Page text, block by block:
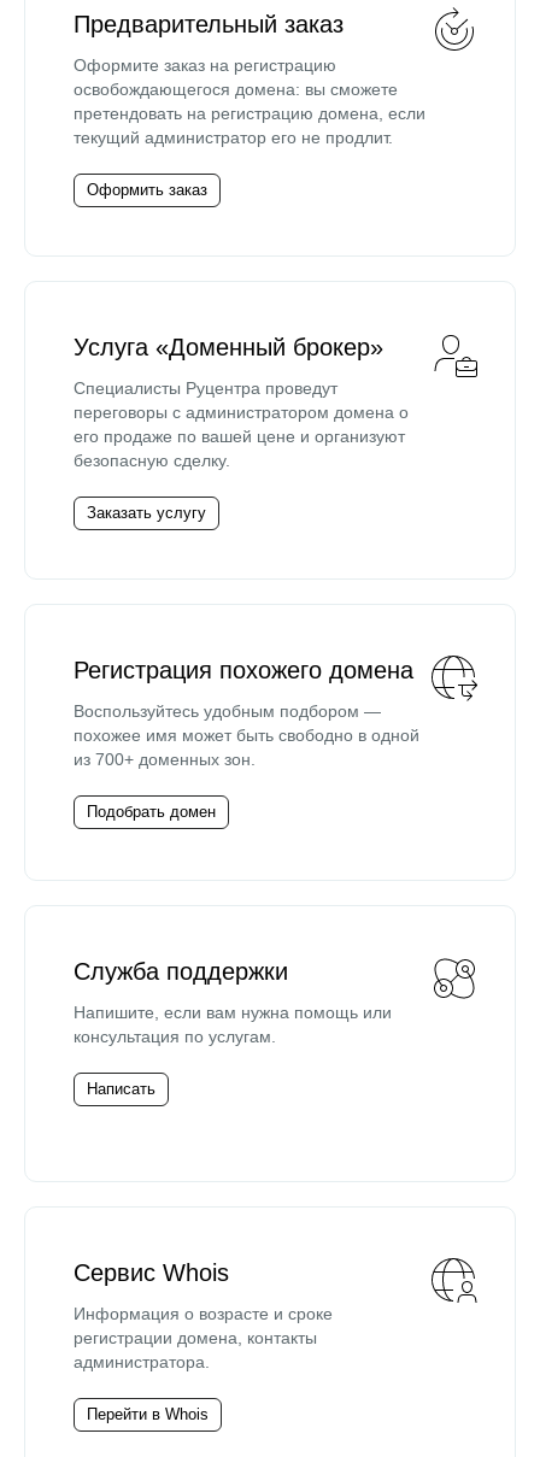
Предварительный заказ
Оформите заказ на регистрацию
освобождающегося домена: вы сможете
претендовать на регистрацию домена, если
текущий администратор его не продлит.
Оформить заказ
Услуга «Доменный брокер»
Специалисты Руцентра проведут
переговоры с администратором домена о
его продаже по вашей цене и организуют
безопасную сделку.
Заказать услугу
Регистрация похожего домена
Воспользуйтесь удобным подбором —
похожее имя может быть свободно в одной
из 700+ доменных зон.
Подобрать домен
Служба поддержки
Напишите, если вам нужна помощь или
консультация по услугам.
Написать
Сервис Whois
Информация о возрасте и сроке
регистрации домена, контакты
администратора.
Перейти в Whois